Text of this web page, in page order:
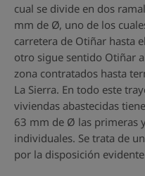
cual se divide en dos
mm de Ø, uno de los
carretera de Otiñar hasta
otro sigue sentido Otiñar
zona contratados hasta
La Sierra. En todo este
viviendas abastecidas
63 mm de Ø las primeras
individuales. Se trata de
por la disposición